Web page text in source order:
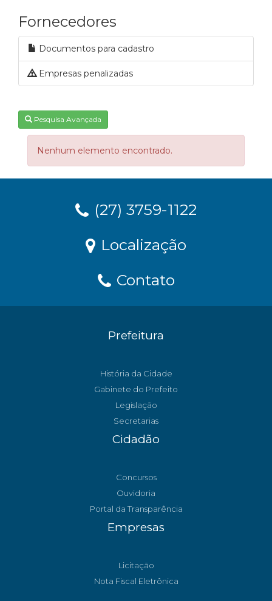
Fornecedores
Documentos para cadastro
Empresas penalizadas
Pesquisa Avançada
Nenhum elemento encontrado.
(27) 3759-1122
Localização
Contato
Prefeitura
História da Cidade
Gabinete do Prefeito
Legislação
Secretarias
Cidadão
Concursos
Ouvidoria
Portal da Transparência
Empresas
Licitação
Nota Fiscal Eletrônica